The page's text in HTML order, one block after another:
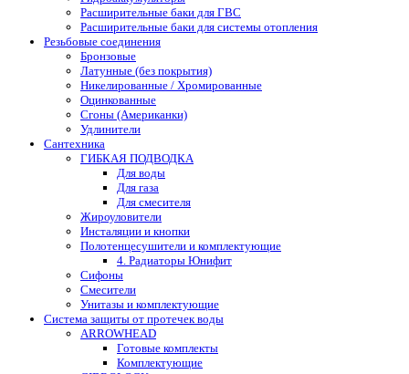
Расширительные баки для ГВС
Расширительные баки для системы отопления
Резьбовые соединения
Бронзовые
Латунные (без покрытия)
Никелированные / Хромированные
Оцинкованные
Сгоны (Американки)
Удлинители
Сантехника
ГИБКАЯ ПОДВОДКА
Для воды
Для газа
Для смесителя
Жироуловители
Инсталяции и кнопки
Полотенцесушители и комплектующие
4. Радиаторы Юнифит
Сифоны
Смесители
Унитазы и комплектующие
Система защиты от протечек воды
ARROWHEAD
Готовые комплекты
Комплектующие